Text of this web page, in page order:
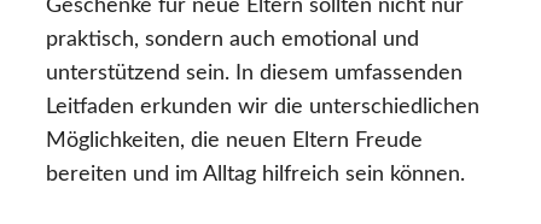
Geschenke für neue Eltern sollten nicht nur
praktisch, sondern auch emotional und
unterstützend sein. In diesem umfassenden
Leitfaden erkunden wir die unterschiedlichen
Möglichkeiten, die neuen Eltern Freude
bereiten und im Alltag hilfreich sein können.